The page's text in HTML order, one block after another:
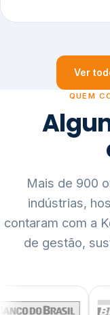
Ver
QUEM
Mais de 900
indústrias,
contaram com a
de gestão,